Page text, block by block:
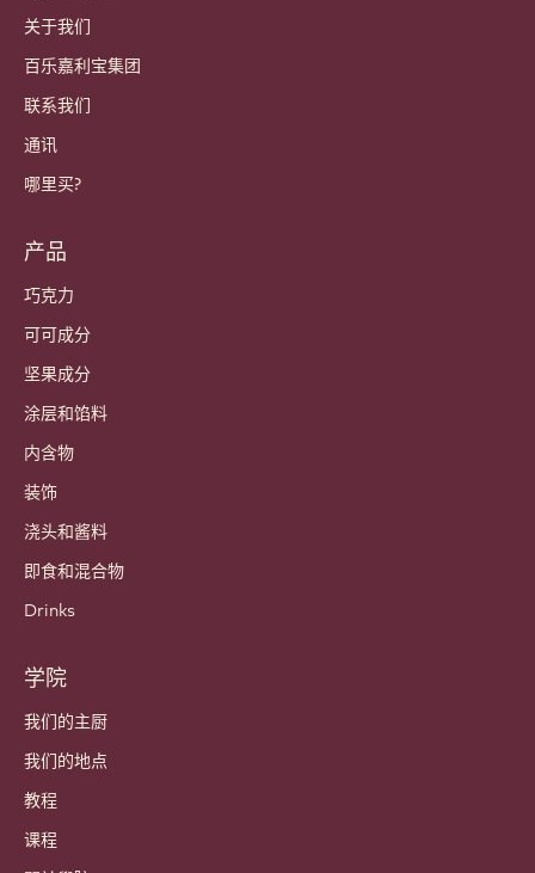
关于我们
百乐嘉利宝集团
联系我们
通讯
哪里买?
产品
巧克力
可可成分
坚果成分
涂层和馅料
内含物
装饰
浇头和酱料
即食和混合物
Drinks
学院
我们的主厨
我们的地点
教程
课程